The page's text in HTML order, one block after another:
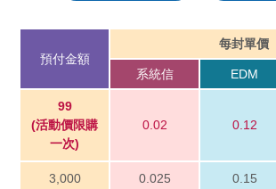
預付金額
每封單價
系統信 EDM
99
(活動價限購
一次)
0.02 0.12
3,000 0.025 0.15